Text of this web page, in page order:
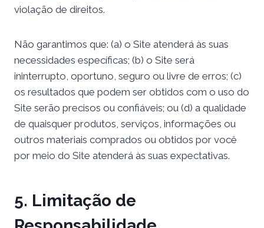
violação de direitos.
Não garantimos que: (a) o Site atenderá às suas
necessidades específicas; (b) o Site será
ininterrupto, oportuno, seguro ou livre de erros; (c)
os resultados que podem ser obtidos com o uso do
Site serão precisos ou confiáveis; ou (d) a qualidade
de quaisquer produtos, serviços, informações ou
outros materiais comprados ou obtidos por você
por meio do Site atenderá às suas expectativas.
5. Limitação de